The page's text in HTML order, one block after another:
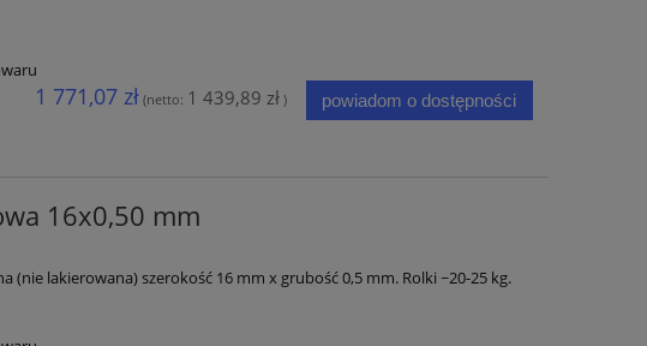
1 771,07 zł (netto: 1 439,89 zł) powiadom o dostępności
16x0,50 mm
(nie lakierowana) szerokość 16 mm x grubość 0,5 mm. Rolki ~20-25 kg.